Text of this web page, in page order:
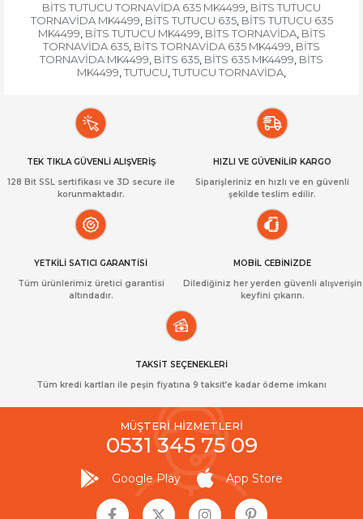
BİTS TUTUCU TORNAVİDA 635 MK4499, BİTS TUTUCU
TORNAVİDA MK4499, BİTS TUTUCU 635, BİTS TUTUCU 635
MK4499, BİTS TUTUCU MK4499, BİTS TORNAVİDA, BİTS
TORNAVİDA 635, BİTS TORNAVİDA 635 MK4499, BİTS
TORNAVİDA MK4499, BİTS 635, BİTS 635 MK4499, BİTS
MK4499, TUTUCU, TUTUCU TORNAVİDA,
TEK TIKLA GÜVENLİ ALIŞVERİŞ
128 Bit SSL sertifikası ve 3D secure ile
korunmaktadır.
HIZLI VE GÜVENİLİR KARGO
Siparişleriniz en hızlı ve en güvenli
şekilde teslim edilir.
YETKİLİ SATICI GARANTİSİ
Tüm ürünlerimiz üretici garantisi
altındadır.
MOBİL CEBİNİZDE
Dilediğiniz her yerden güvenli alışverişin
keyfini çıkarın.
TAKSİT SEÇENEKLERİ
Tüm kredi kartları ile peşin fiyatına 9 taksit’e kadar ödeme imkanı
MÜŞTERİ HİZMETLERİ
0531 345 75 09
Google Play App Store